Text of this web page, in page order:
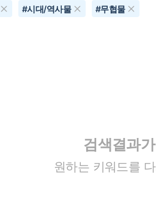
#시대/역사물 #무협물
검색결과
원하는 키워드를